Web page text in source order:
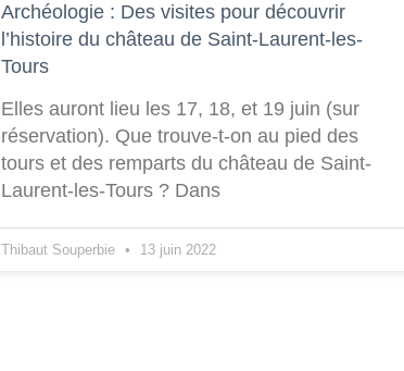
Archéologie : Des visites pour découvrir
l’histoire du château de Saint-Laurent-les-
Tours
Elles auront lieu les 17, 18, et 19 juin (sur
réservation). Que trouve-t-on au pied des
tours et des remparts du château de Saint-
Laurent-les-Tours ? Dans
Thibaut Souperbie 13 juin 2022